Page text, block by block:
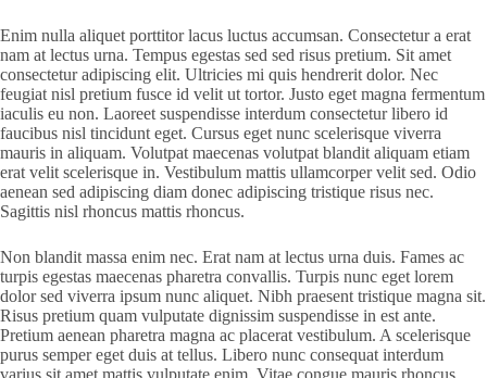
Enim nulla aliquet porttitor lacus luctus accumsan. Consectetur a erat
nam at lectus urna. Tempus egestas sed sed risus pretium. Sit amet
consectetur adipiscing elit. Ultricies mi quis hendrerit dolor. Nec
feugiat nisl pretium fusce id velit ut tortor. Justo eget magna fermentum
iaculis eu non. Laoreet suspendisse interdum consectetur libero id
faucibus nisl tincidunt eget. Cursus eget nunc scelerisque viverra
mauris in aliquam. Volutpat maecenas volutpat blandit aliquam etiam
erat velit scelerisque in. Vestibulum mattis ullamcorper velit sed. Odio
aenean sed adipiscing diam donec adipiscing tristique risus nec.
Sagittis nisl rhoncus mattis rhoncus.
Non blandit massa enim nec. Erat nam at lectus urna duis. Fames ac
turpis egestas maecenas pharetra convallis. Turpis nunc eget lorem
dolor sed viverra ipsum nunc aliquet. Nibh praesent tristique magna sit.
Risus pretium quam vulputate dignissim suspendisse in est ante.
Pretium aenean pharetra magna ac placerat vestibulum. A scelerisque
purus semper eget duis at tellus. Libero nunc consequat interdum
varius sit amet mattis vulputate enim. Vitae congue mauris rhoncus